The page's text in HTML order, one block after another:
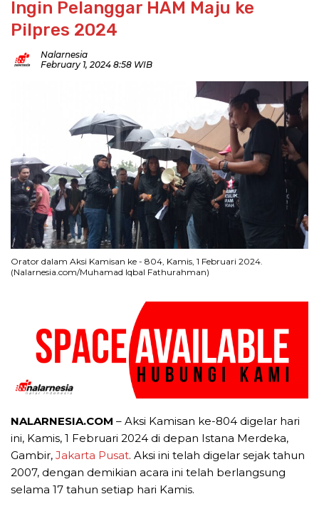
Ingin Pelanggar HAM Maju ke
Pilpres 2024
Nalarnesia
February 1, 2024 8:58 WIB
Orator dalam Aksi Kamisan ke - 804, Kamis, 1 Februari 2024.
(Nalarnesia.com/Muhamad Iqbal Fathurahman)
NALARNESIA.COM – Aksi Kamisan ke-804 digelar hari
ini, Kamis, 1 Februari 2024 di depan Istana Merdeka,
Gambir, Jakarta Pusat. Aksi ini telah digelar sejak tahun
2007, dengan demikian acara ini telah berlangsung
selama 17 tahun setiap hari Kamis.